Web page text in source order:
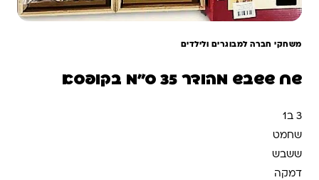
משחקי חברה למבוגרים ולילדים
שח ששבש מהודר 35 ס"מ בקופסא
3 ב1
שחמט
ששבש
דמקה